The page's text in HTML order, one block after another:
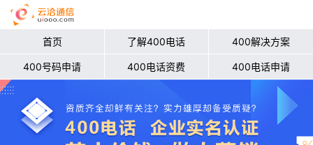
首页 了解400电话 400解决方案
400号码申请 400电话资费 400电话申请